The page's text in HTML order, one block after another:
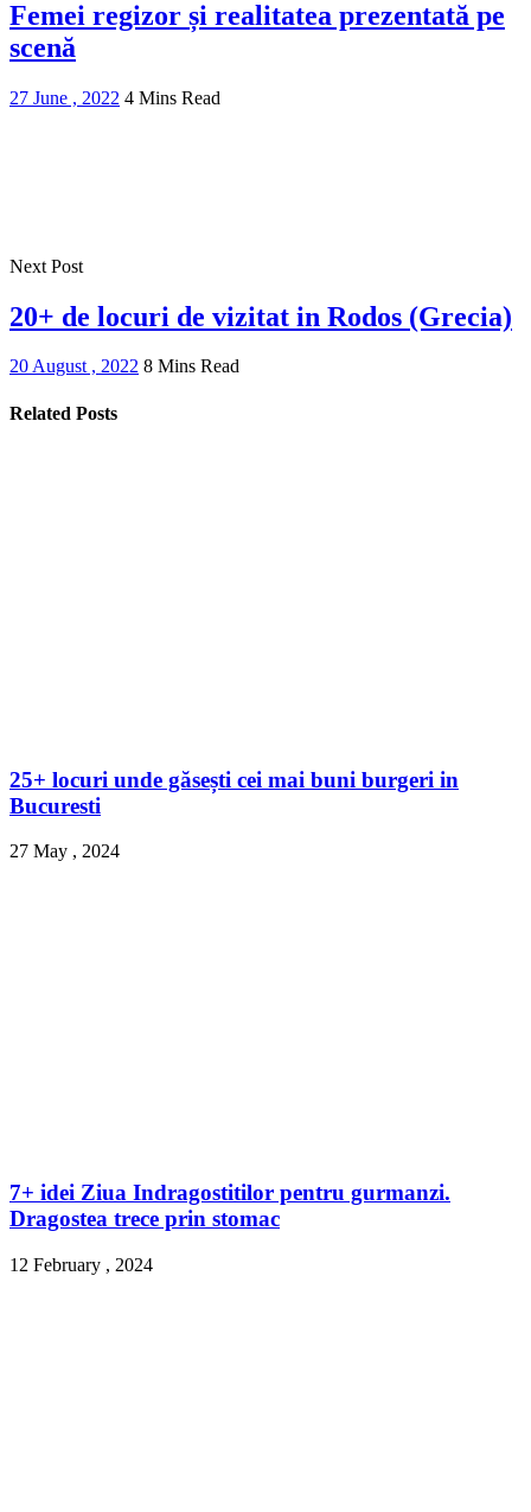
Femei regizor și realitatea prezentată pe
scenă
27 June , 2022 4 Mins Read
Next Post
20+ de locuri de vizitat in Rodos (Grecia)
20 August , 2022 8 Mins Read
Related Posts
25+ locuri unde găsești cei mai buni burgeri in
Bucuresti
27 May , 2024
7+ idei Ziua Indragostitilor pentru gurmanzi.
Dragostea trece prin stomac
12 February , 2024